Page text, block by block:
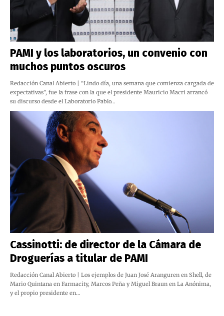
PAMI y los laboratorios, un convenio con
muchos puntos oscuros
Redacción Canal Abierto | “Lindo día, una semana que comienza cargada de
expectativas”, fue la frase con la que el presidente Mauricio Macri arrancó
su discurso desde el Laboratorio Pablo…
Cassinotti: de director de la Cámara de
Droguerías a titular de PAMI
Redacción Canal Abierto | Los ejemplos de Juan José Aranguren en Shell, de
Mario Quintana en Farmacity, Marcos Peña y Miguel Braun en La Anónima,
y el propio presidente en…